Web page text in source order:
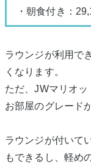
・朝食付き：
ラウンジが利用で
くなります。
ただ、JWマリオッ
お部屋のグレード
ラウンジが付いて
もできるし、軽め